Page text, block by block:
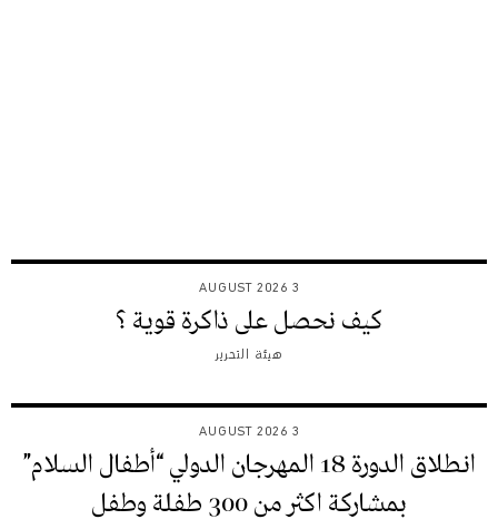
3 AUGUST 2026
كيف نحصل على ذاكرة قوية ؟
هيئة التحرير
3 AUGUST 2026
انطلاق الدورة 18 المهرجان الدولي “أطفال السلام”
بمشاركة اكثر من 300 طفلة وطفل